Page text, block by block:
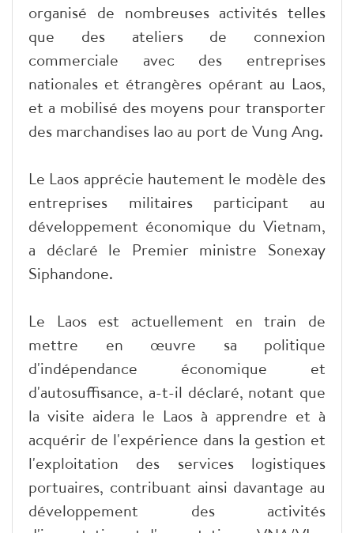
organisé de nombreuses activités telles
que des ateliers de connexion
commerciale avec des entreprises
nationales et étrangères opérant au Laos,
et a mobilisé des moyens pour transporter
des marchandises lao au port de Vung Ang.
Le Laos apprécie hautement le modèle des
entreprises militaires participant au
développement économique du Vietnam,
a déclaré le Premier ministre Sonexay
Siphandone.
Le Laos est actuellement en train de
mettre en œuvre sa politique
d'indépendance économique et
d'autosuffisance, a-t-il déclaré, notant que
la visite aidera le Laos à apprendre et à
acquérir de l'expérience dans la gestion et
l'exploitation des services logistiques
portuaires, contribuant ainsi davantage au
développement des activités